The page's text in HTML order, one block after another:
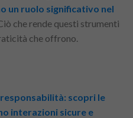
un ruolo significativo nel
Ciò che rende questi strumenti
che offrono.
scopri le
interazioni sicure e